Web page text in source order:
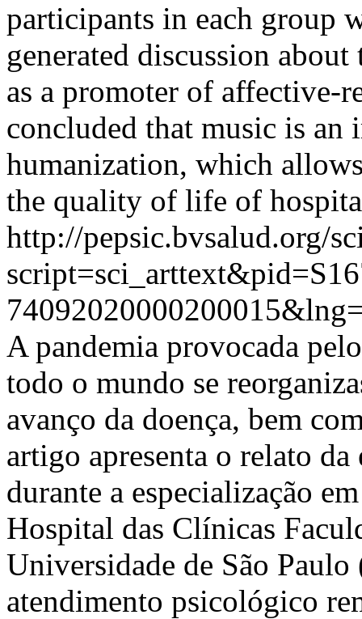
participants in each group
generated discussion
as a promoter of affective-
concluded that music is
humanization, which
the quality of life of
http://pepsic.bvsalud.org/
A pandemia provocada
todo o mundo se
avanço da doença, bem
artigo apresenta o relato
durante a especialização
Hospital das Clínicas
Universidade de São
atendimento psicológico